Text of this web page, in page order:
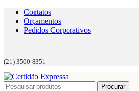
Contatos
Orçamentos
Pedidos Corporativos
(21) 3500-8351
Procurar